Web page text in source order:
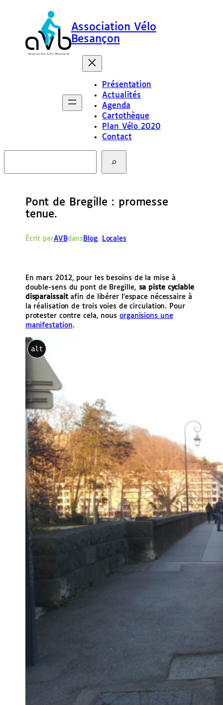
Association Vélo
Besançon
Présentation
Actualités
Agenda
Cartothèque
Plan Vélo 2020
Contact
c
Pont de Bregille : promesse
tenue.
Écrit parAVBdans Blog, Locales
En mars 2012, pour les besoins de la mise à
double-sens du pont de Bregille, sa piste cyclable
disparaissaitafin de libérer l’espace nécessaire à
la réalisation de trois voies de circulation. Pour
protester contre cela, nous organisions une
manifestation.
alt